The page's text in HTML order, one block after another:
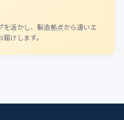
活かし、製造拠点から遠いエ
けします。